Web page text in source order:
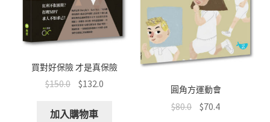
買對好保險 才是真保險
$150.0 $132.0
加入購物車
圓角方運動會
$80.0 $70.4